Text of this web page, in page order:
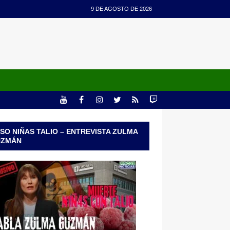
9 DE AGOSTO DE 2026
NIÑAS TALIO – ENTREVISTA ZULMA